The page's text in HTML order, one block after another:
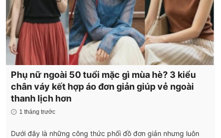
Phụ nữ ngoài 50 tuổi mặc gì mùa hè? 3 kiểu
chân váy kết hợp áo đơn giản giúp vẻ ngoài
thanh lịch hơn
1 tháng trước
Dưới đây là những công thức phối đồ đơn giản nhưng luôn